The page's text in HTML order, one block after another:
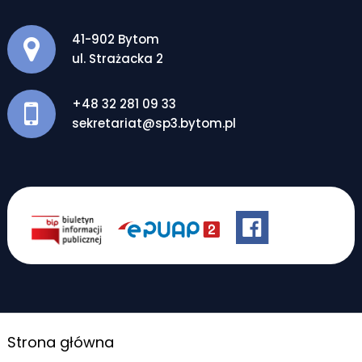
Adres pocztowy:
41-902 Bytom
ul. Strażacka 2
+48 32 281 09 33
sekretariat@sp3.bytom.pl
Strona główna